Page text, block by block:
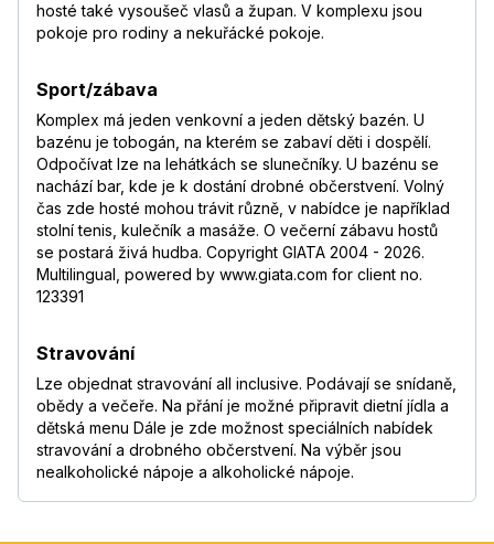
hosté také vysoušeč vlasů a župan. V komplexu jsou
pokoje pro rodiny a nekuřácké pokoje.
Sport/zábava
Komplex má jeden venkovní a jeden dětský bazén. U
bazénu je tobogán, na kterém se zabaví děti i dospělí.
Odpočívat lze na lehátkách se slunečníky. U bazénu se
nachází bar, kde je k dostání drobné občerstvení. Volný
čas zde hosté mohou trávit různě, v nabídce je například
stolní tenis, kulečník a masáže. O večerní zábavu hostů
se postará živá hudba. Copyright GIATA 2004 - 2026.
Multilingual, powered by www.giata.com for client no.
123391
Stravování
Lze objednat stravování all inclusive. Podávají se snídaně,
obědy a večeře. Na přání je možné připravit dietní jídla a
dětská menu Dále je zde možnost speciálních nabídek
stravování a drobného občerstvení. Na výběr jsou
nealkoholické nápoje a alkoholické nápoje.